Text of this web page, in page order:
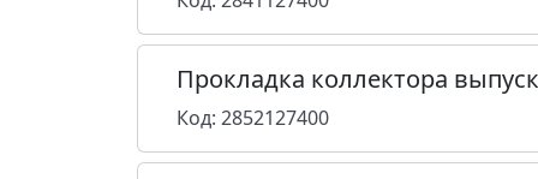
Прокладка коллектора
Код: 2852127400